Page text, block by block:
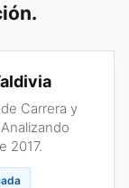
Carrera y
2017.